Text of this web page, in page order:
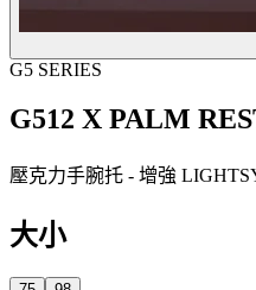
G5 SERIES
G512 X PALM
壓克力手腕托 - 增強
大小